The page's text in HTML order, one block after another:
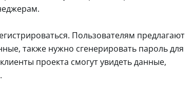
Пользователям предлагают
также нужно сгенерировать пароль для
проекта смогут увидеть данные,